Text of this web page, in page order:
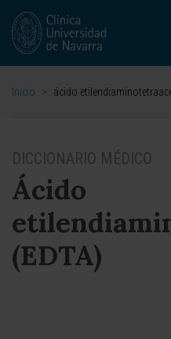
Inicio > ácido
DICCIONARIO MÉDICO
Ácido
(EDTA)